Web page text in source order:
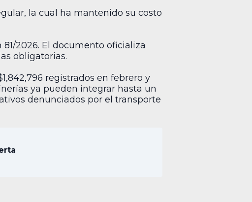
la cual ha mantenido su costo
2026. El documento oficializa
obligatorias.
registrados en febrero y
ya pueden integrar hasta un
denunciados por el transporte